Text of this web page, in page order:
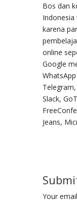
Bos dan
Indonesia
karena
online
Google
Slack,
Jeans,
Your